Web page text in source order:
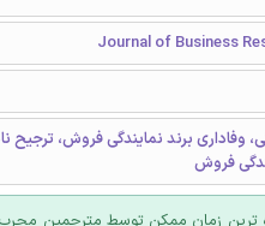
وفاداری برند نمایندگی فروش، ترجیح
فروش
ترین زمان ممکن توسط مترجمین